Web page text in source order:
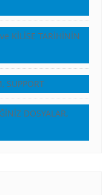
KİLİSE TARİHİNİN
SUPPORT
DOSYALAR,